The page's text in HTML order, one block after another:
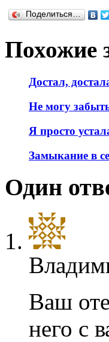
Поделиться…
Похожие
Достал,
Не могу
Я просто
Замыкание в
Один
Ваш
него с